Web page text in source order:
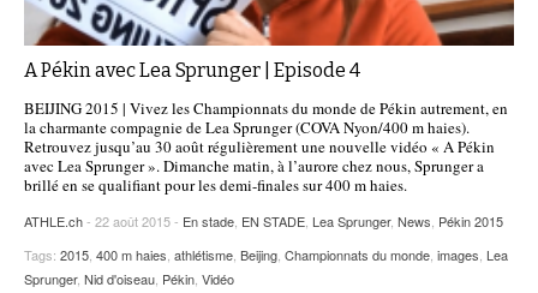
A Pékin avec Lea Sprunger | Episode 4
BEIJING 2015 | Vivez les Championnats du monde de Pékin autrement, en
la charmante compagnie de Lea Sprunger (COVA Nyon/400 m haies).
Retrouvez jusqu’au 30 août régulièrement une nouvelle vidéo « A Pékin
avec Lea Sprunger ». Dimanche matin, à l’aurore chez nous, Sprunger a
brillé en se qualifiant pour les demi-finales sur 400 m haies.
ATHLE.ch- 22 août 2015 - En stade, EN STADE, Lea Sprunger, News, Pékin 2015
Tags: 2015, 400 m haies, athlétisme, Beijing, Championnats du monde, images, Lea
Sprunger, Nid d'oiseau, Pékin, Vidéo